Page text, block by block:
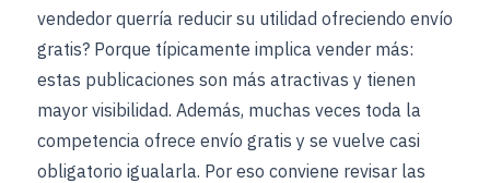
vendedor querría reducir su utilidad ofreciendo envío
gratis? Porque típicamente implica vender más:
estas publicaciones son más atractivas y tienen
mayor visibilidad. Además, muchas veces toda la
competencia ofrece envío gratis y se vuelve casi
obligatorio igualarla. Por eso conviene revisar las